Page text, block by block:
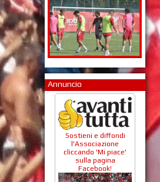
Annuncio
Sostieni e diffondi
l'Associazione
cliccando 'Mi piace'
sulla pagina
Facebook!